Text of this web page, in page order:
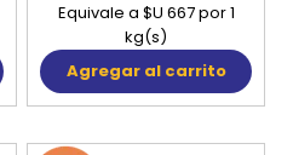
Equivale a $U 667 por 1
kg(s)
Agregar al carrito